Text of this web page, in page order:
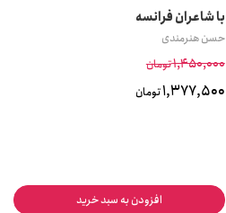
با شاعران فرانسه
حسن هنرمندی
1,450,000تومان
1,377,500تومان
افزودن به سبد خرید